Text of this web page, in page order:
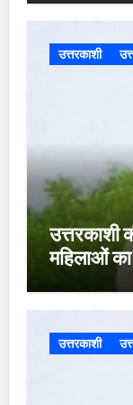
उत्तरकाशी
उत्तरकाशी
महिलाओं
उत्तरकाशी